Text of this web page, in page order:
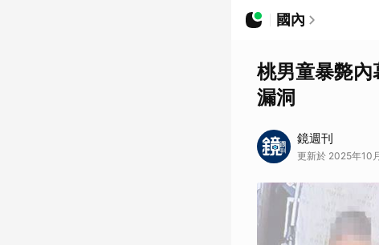
國內
桃男童暴斃
漏洞
鏡週刊
更新於 2025年10